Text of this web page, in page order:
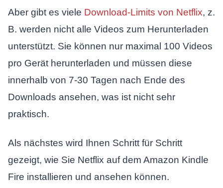
Aber gibt es viele Download-Limits von Netflix, z.
B. werden nicht alle Videos zum Herunterladen
unterstützt. Sie können nur maximal 100 Videos
pro Gerät herunterladen und müssen diese
innerhalb von 7-30 Tagen nach Ende des
Downloads ansehen, was ist nicht sehr
praktisch.
Als nächstes wird Ihnen Schritt für Schritt
gezeigt, wie Sie Netflix auf dem Amazon Kindle
Fire installieren und ansehen können.